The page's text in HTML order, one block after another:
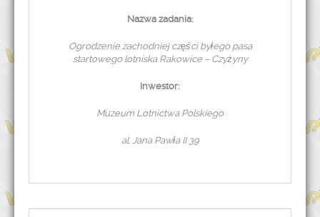
Nazwa zadania:
Ogrodzenie zachodniej części byłego pasa
startowego lotniska Rakowice – Czyżyny
Inwestor:
Muzeum Lotnictwa Polskiego
al. Jana Pawła II 39